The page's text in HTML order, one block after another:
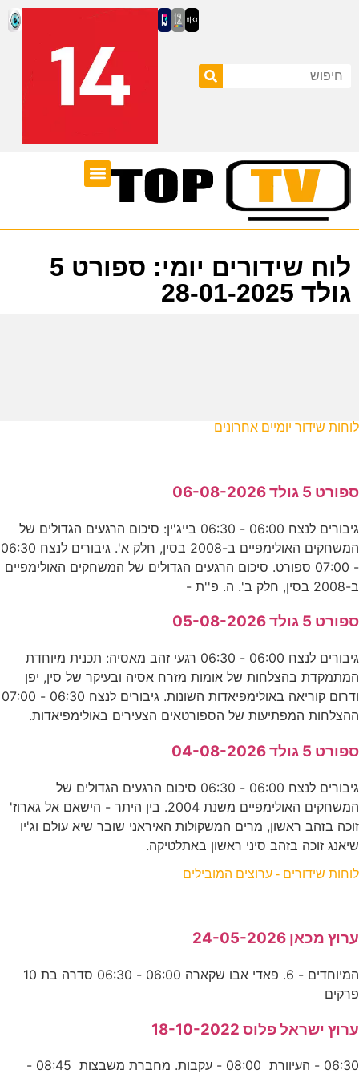
לוח שידורים יומי: ספורט 5
גולד 28-01-2025
לוחות שידור יומיים אחרונים
ספורט 5 גולד 06-08-2026
גיבורים לנצח 06:00 - 06:30 בייג'ין: סיכום הרגעים הגדולים של
המשחקים האולימפיים ב-2008 בסין, חלק א'. גיבורים לנצח 06:30
- 07:00 ספורט. סיכום הרגעים הגדולים של המשחקים האולימפיים
ב-2008 בסין, חלק ב'. ה. פ''ת -
ספורט 5 גולד 05-08-2026
גיבורים לנצח 06:00 - 06:30 רגעי זהב מאסיה: תכנית מיוחדת
המתמקדת בהצלחות של אומות מזרח אסיה ובעיקר של סין, יפן
ודרום קוריאה באולימפיאדות השונות. גיבורים לנצח 06:30 - 07:00
ההצלחות המפתיעות של הספורטאים הצעירים באולימפיאדות.
ספורט 5 גולד 04-08-2026
גיבורים לנצח 06:00 - 06:30 סיכום הרגעים הגדולים של
המשחקים האולימפיים משנת 2004. בין היתר - הישאם אל גארוז'
זוכה בזהב ראשון, מרים המשקולות האיראני שובר שיא עולם וג'יו
שיאנג זוכה בזהב סיני ראשון באתלטיקה.
לוחות שידורים - ערוצים המובילים
ערוץ מכאן 24-05-2026
המיוחדים - 6. פאדי אבו שקארה 06:00 - 06:30 סדרה בת 10
פרקים
ערוץ ישראל פלוס 18-10-2022
06:30 - העיוורת 08:00 - עקבות. מחברת משבצות 08:45 -